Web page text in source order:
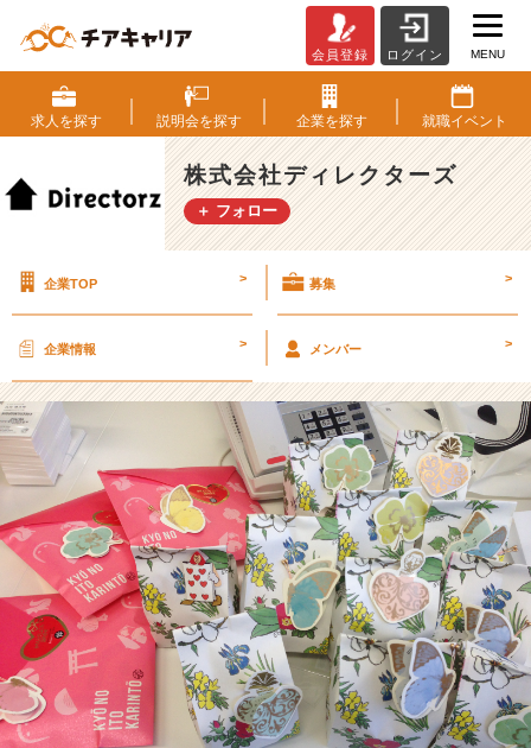
謝
の
気
持
ち
を
♪
会
ィ
レ
ク
タ
ー
ズ
の
タ
イ
ム
ラ
イ
会員登録 ログイン MENU
求人を探す 説明会を探す 企業を探す 就職イベント
株式会社ディレクターズ
＋ フォロー
企業TOP > 募集 >
企業情報 > メンバー >